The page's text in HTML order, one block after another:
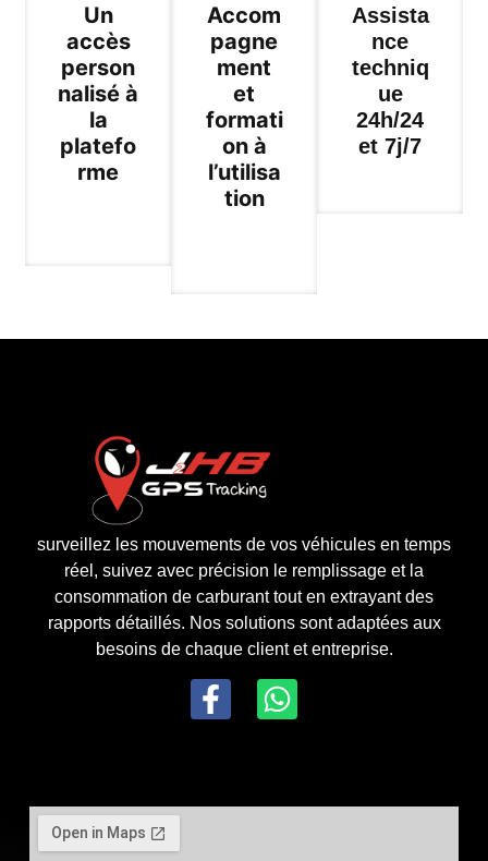
Un
accès
person
nalisé à
la
platefo
rme
Accom
pagne
ment
et
formati
on à
l’utilisa
tion
Assista
nce
techniq
ue
24h/24
et 7j/7
surveillez les mouvements de vos véhicules en temps
réel, suivez avec précision le remplissage et la
consommation de carburant tout en extrayant des
rapports détaillés. Nos solutions sont adaptées aux
besoins de chaque client et entreprise.